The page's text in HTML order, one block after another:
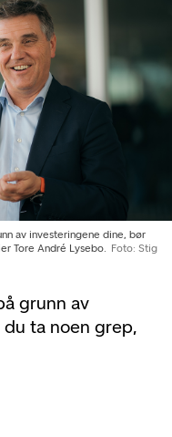
grunn av
ta noen grep,
av investeringene dine, bør
Tore André Lysebo.
Foto: Stig